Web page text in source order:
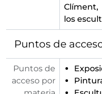
Clíment,
los
Puntos de
Puntos de
acceso por